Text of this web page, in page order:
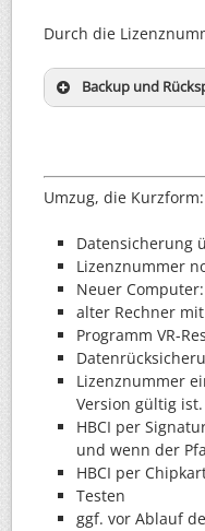
Durch die
Backup und
Umzug, die Kurzform:
Datensicherung
Lizenznummer
Neuer
alter Rechner
Programm VR-
Lizenznummer
Version gültig ist.
HBCI per
und wenn der
HBCI per
Testen
ggf. vor Ablauf